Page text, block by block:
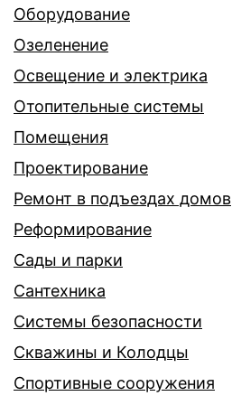
Оборудование
Озеленение
Освещение и электрика
Отопительные системы
Помещения
Проектирование
Ремонт в подъездах домов
Реформирование
Сады и парки
Сантехника
Системы безопасности
Скважины и Колодцы
Спортивные сооружения